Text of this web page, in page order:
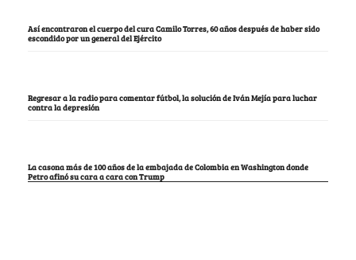
Así encontraron el cuerpo del cura Camilo Torres, 60 años después de haber sido
escondido por un general del Ejército
Regresar a la radio para comentar fútbol, la solución de Iván Mejía para luchar
contra la depresión
La casona más de 100 años de la embajada de Colombia en Washington donde
Petro afinó su cara a cara con Trump